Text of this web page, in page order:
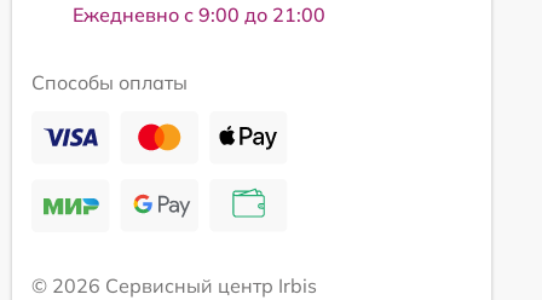
Ежедневно с 9:00 до 21:00
Способы оплаты
© 2026 Сервисный центр Irbis